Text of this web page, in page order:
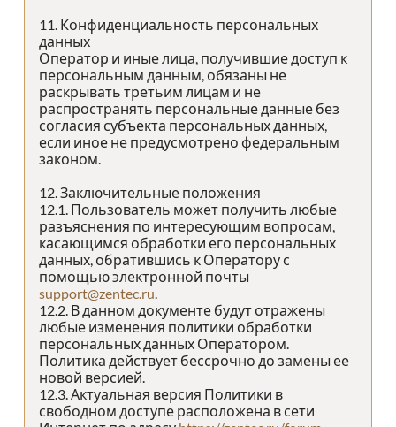
11. Конфиденциальность персональных
данных
Оператор и иные лица, получившие доступ к
персональным данным, обязаны не
раскрывать третьим лицам и не
распространять персональные данные без
согласия субъекта персональных данных,
если иное не предусмотрено федеральным
законом.
12. Заключительные положения
12.1. Пользователь может получить любые
разъяснения по интересующим вопросам,
касающимся обработки его персональных
данных, обратившись к Оператору с
помощью электронной почты
support@zentec.ru.
12.2. В данном документе будут отражены
любые изменения политики обработки
персональных данных Оператором.
Политика действует бессрочно до замены ее
новой версией.
12.3. Актуальная версия Политики в
свободном доступе расположена в сети